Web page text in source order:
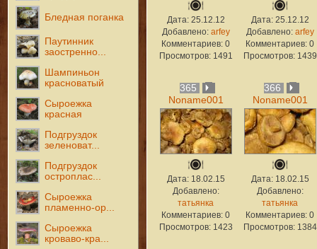
Бледная поганка
Паутинник
заостренно...
Шампиньон
красноватый
Сыроежка
красная
Подгруздок
зеленоват...
Подгруздок
остроплас...
Сыроежка
пламенно-ор...
Сыроежка
кроваво-кра...
Дата: 25.12.12
Добавлено: arfey
Комментариев: 0
Просмотров: 1491
Дата: 25.12.12
Добавлено: arfey
Комментариев: 0
Просмотров: 1439
365
Noname001
Дата: 18.02.15
Добавлено:
татьянка
Комментариев: 0
Просмотров: 1423
366
Noname001
Дата: 18.02.15
Добавлено:
татьянка
Комментариев: 0
Просмотров: 1384